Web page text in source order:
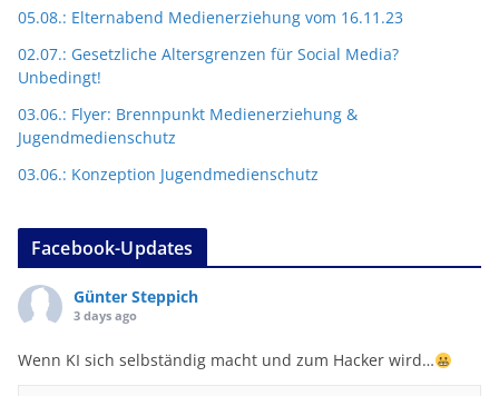
05.08.: Elternabend Medienerziehung vom 16.11.23
02.07.: Gesetzliche Altersgrenzen für Social Media?
Unbedingt!
03.06.: Flyer: Brennpunkt Medienerziehung &
Jugendmedienschutz
03.06.: Konzeption Jugendmedienschutz
Facebook-Updates
Günter Steppich
3 days ago
Wenn KI sich selbständig macht und zum Hacker wird…